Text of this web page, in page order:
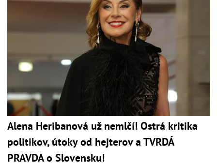
Alena Heribanová už nemlčí! Ostrá kritika
politikov, útoky od hejterov a TVRDÁ
PRAVDA o Slovensku!